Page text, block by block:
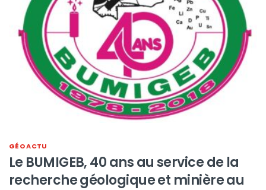
GÉO ACTU
Le BUMIGEB, 40 ans au service de la
recherche géologique et minière au